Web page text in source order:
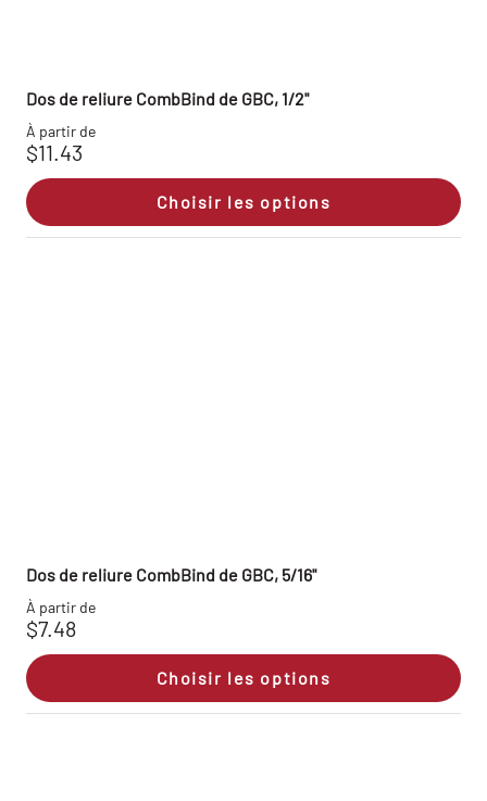
Dos de reliure CombBind de GBC, 1/2"
À partir de
$11.43
Choisir les options
Dos de reliure CombBind de GBC, 5/16"
À partir de
$7.48
Choisir les options